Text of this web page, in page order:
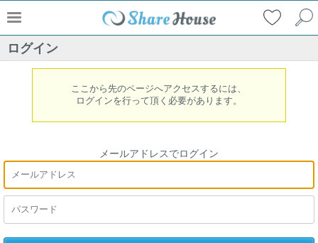
ログイン
ここから先のページへアクセスするには、
ログインを行って頂く必要があります。
メールアドレスでログイン